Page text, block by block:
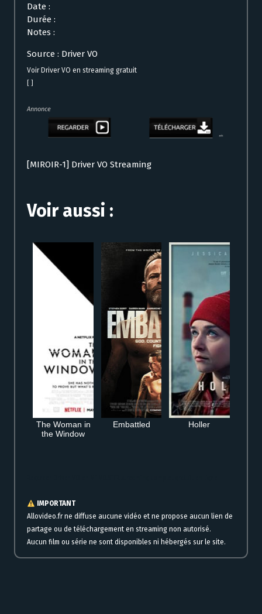
Date :
Durée :
Notes :
Source : Driver VO
Voir Driver VO en streaming gratuit
Annonce
[MIROIR-1] Driver VO Streaming
Voir aussi :
The Woman in
the Window
Embattled Holler
IMPORTANT
Allovideo.fr ne diffuse aucune vidéo et ne propose aucun lien de
partage ou de téléchargement en streaming non autorisé.
Aucun film ou série ne sont disponibles ni hébergés sur le site.